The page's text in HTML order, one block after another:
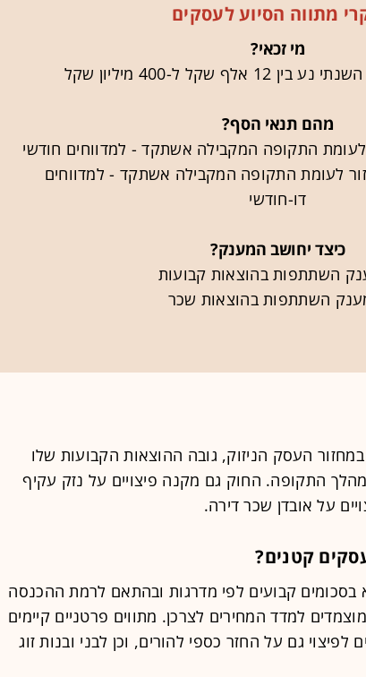
מתווה הסיוע לעסקים
מי זכאי?
שקל ל-400 מיליון שקל
מהם תנאי הסף?
של 12% במחזור לעומת התקופה המקבילה אשתקד - למדווחים
דו-חודשי
כיצד יחושב המענק?
השתתפות בהוצאות קבועות
השתתפות בהוצאות שכר
העסק הניזוק, גובה ההוצאות הקבועות שלו
התקופה. החוק גם מקנה פיצויים על נזק עקיף
על אובדן שכר דירה.
קטנים?
בסכומים קבועים לפי מדרגות ובהתאם לרמת ההכנסה
למדד המחירים לצרכן. מתווים פרטניים קיימים
לפיצוי גם על החזר כספי להורים, וכן לבני ובנות זוג